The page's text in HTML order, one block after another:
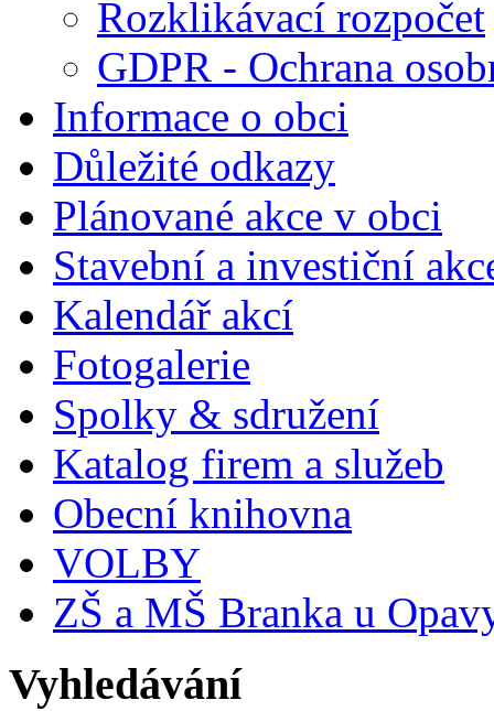
Rozklikávací rozpočet
GDPR - Ochrana
Informace o obci
Důležité odkazy
Plánované akce v obci
Stavební a investiční
Kalendář akcí
Fotogalerie
Spolky & sdružení
Katalog firem a služeb
Obecní knihovna
VOLBY
ZŠ a MŠ Branka u
Vyhledávání